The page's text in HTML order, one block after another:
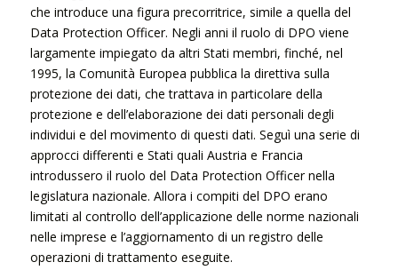
che introduce una figura precorritrice, simile a quella del
Data Protection Officer. Negli anni il ruolo di DPO viene
largamente impiegato da altri Stati membri, finché, nel
1995, la Comunità Europea pubblica la direttiva sulla
protezione dei dati, che trattava in particolare della
protezione e dell’elaborazione dei dati personali degli
individui e del movimento di questi dati. Seguì una serie di
approcci differenti e Stati quali Austria e Francia
introdussero il ruolo del Data Protection Officer nella
legislatura nazionale. Allora i compiti del DPO erano
limitati al controllo dell’applicazione delle norme nazionali
nelle imprese e l’aggiornamento di un registro delle
operazioni di trattamento eseguite.